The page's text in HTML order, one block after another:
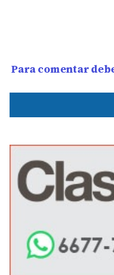
Para comentar